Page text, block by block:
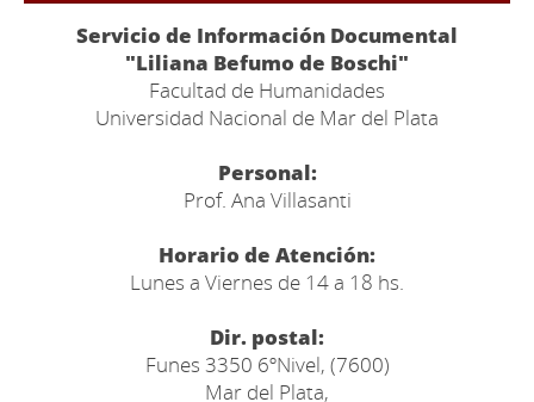
Servicio de Información Documental
"Liliana Befumo de Boschi"
Facultad de Humanidades
Universidad Nacional de Mar del Plata
Personal:
Prof. Ana Villasanti
Horario de Atención:
Lunes a Viernes de 14 a 18 hs.
Dir. postal:
Funes 3350 6ºNivel, (7600)
Mar del Plata,